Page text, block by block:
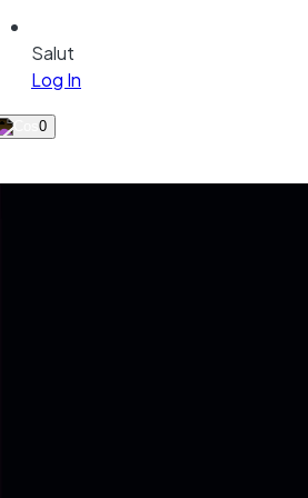
Salut
Log In
0